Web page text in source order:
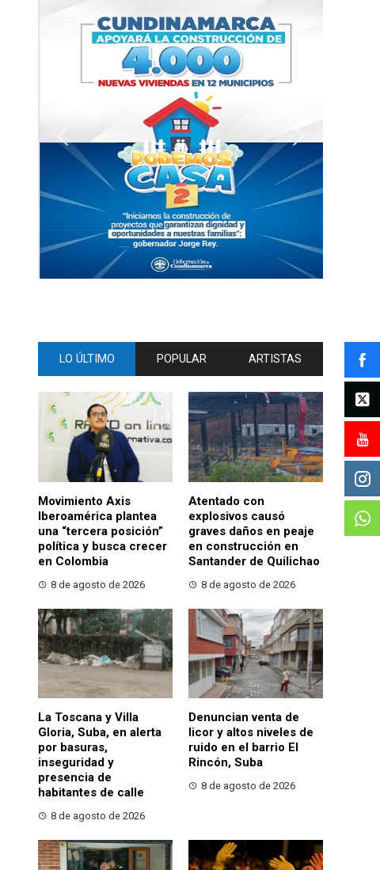
LO ÚLTIMO POPULAR ARTISTAS
Movimiento Axis
Iberoamérica plantea
una “tercera posición”
política y busca crecer
en Colombia
8 de agosto de 2026
Atentado con
explosivos causó
graves daños en peaje
en construcción en
Santander de Quilichao
8 de agosto de 2026
La Toscana y Villa
Gloria, Suba, en alerta
por basuras,
inseguridad y
presencia de
habitantes de calle
8 de agosto de 2026
Denuncian venta de
licor y altos niveles de
ruido en el barrio El
Rincón, Suba
8 de agosto de 2026